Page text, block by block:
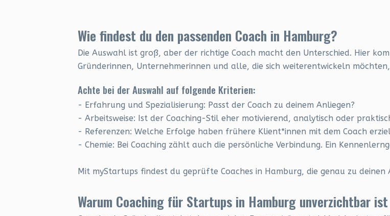
Wie findest du den passenden Coach in Hamburg?
Die Auswahl ist groß, aber der richtige Coach macht den Unterschied. Hier
Gründerinnen, Unternehmerinnen und alle, die sich weiterentwickeln
Achte bei der Auswahl auf folgende Kriterien:
- Erfahrung und Spezialisierung: Passt der Coach zu deinem Anliegen?
- Arbeitsweise: Ist der Coaching-Stil eher motivierend, analytisch oder
- Referenzen: Welche Erfolge haben frühere Klient*innen mit dem Coach
- Chemie: Bei Coaching zählt auch die persönliche Verbindung. Ein
Mit myStartups findest du geprüfte Coaches in Hamburg, die genau zu deinen
Warum Coaching für Startups in Hamburg unverzichtbar ist